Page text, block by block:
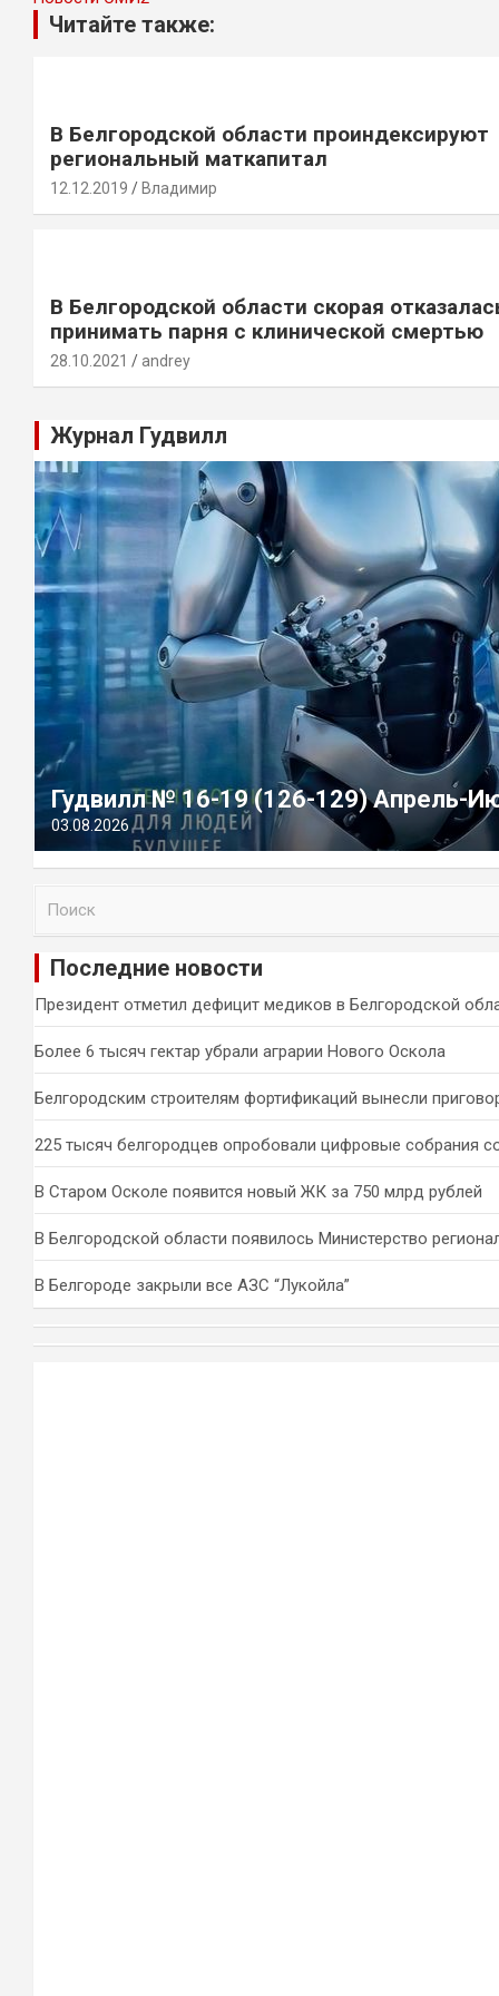
Читайте также:
В Белгородской области проиндексируют
региональный маткапитал
12.12.2019 Владимир
В Белгородской области скорая
принимать парня с клинической смертью
28.10.2021 andrey
Журнал Гудвилл
Гудвилл № 16-19 (126-129) Апрель-
03.08.2026
и
Последние новости
Президент отметил дефицит медиков в Белгородской
Более 6 тысяч гектар убрали аграрии Нового Оскола
Белгородским строителям фортификаций вынесли
225 тысяч белгородцев опробовали цифровые собрания
В Старом Осколе появится новый ЖК за 750 млрд рублей
В Белгородской области появилось Министерство
В Белгороде закрыли все АЗС “Лукойла”